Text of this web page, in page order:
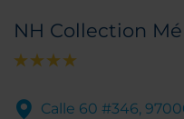
NH Collection
Calle 60 #346,